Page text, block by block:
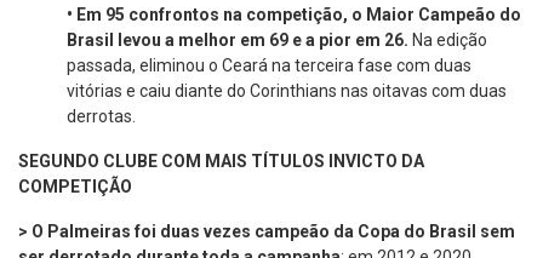
• Em 95 confrontos na competição, o Maior Campeão do
Brasil levou a melhor em 69 e a pior em 26. Na edição
passada, eliminou o Ceará na terceira fase com duas
vitórias e caiu diante do Corinthians nas oitavas com duas
derrotas.
SEGUNDO CLUBE COM MAIS TÍTULOS INVICTO DA
COMPETIÇÃO
> O Palmeiras foi duas vezes campeão da Copa do Brasil sem